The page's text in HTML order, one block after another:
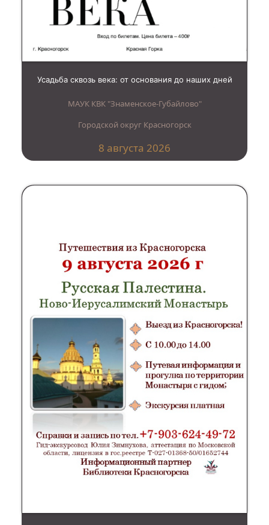
Усадьба сквозь века: от основания до наших дней
МАУК КВК "Знаменское-Губайлово"
Городской округ Красногорск
8 августа 2026